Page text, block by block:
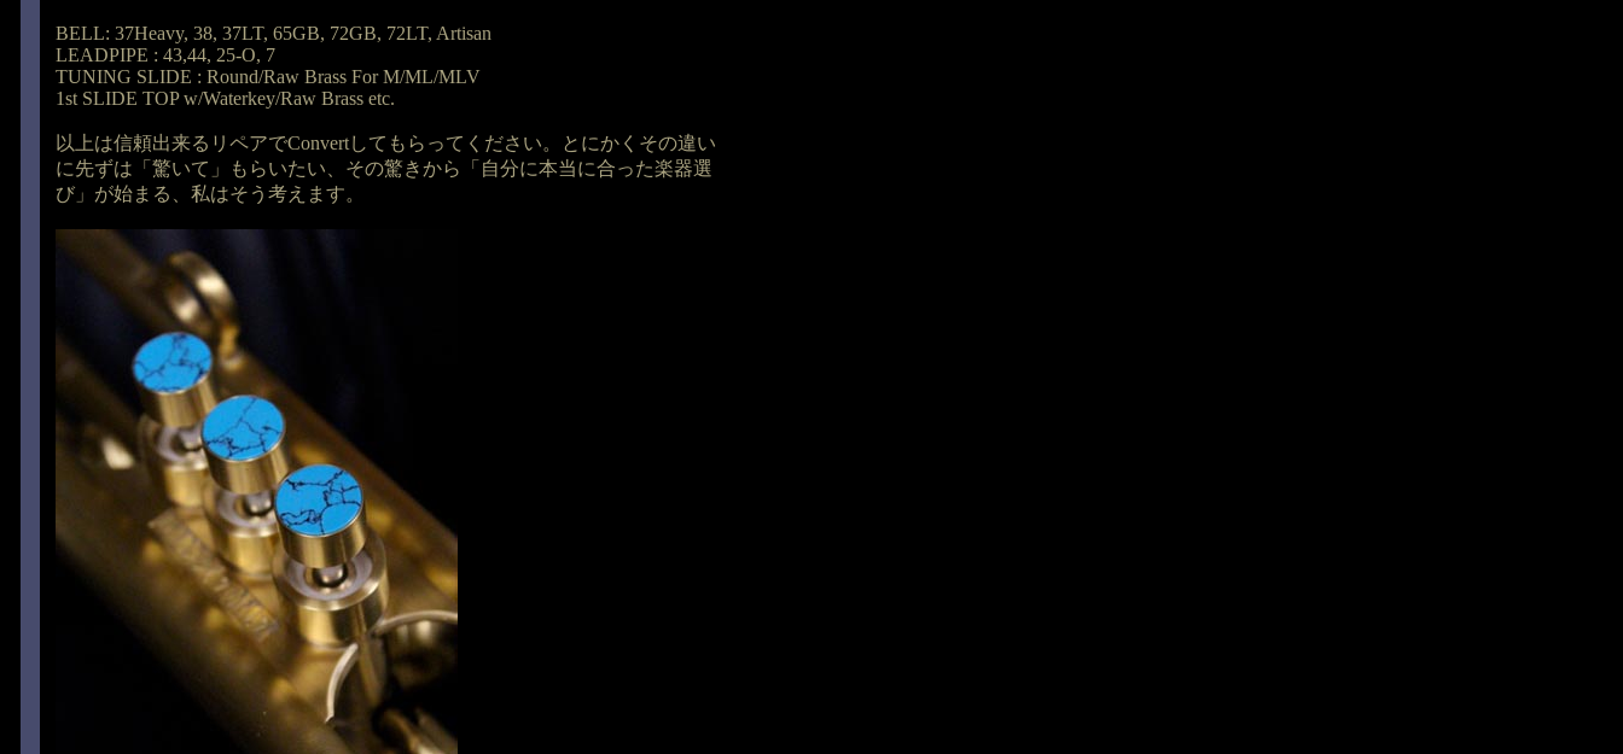
BELL: 37Heavy, 38, 37LT, 65GB, 72GB, 72LT, Artisan
LEADPIPE : 43,44, 25-O, 7
TUNING SLIDE : Round/Raw Brass For M/ML/MLV
1st SLIDE TOP w/Waterkey/Raw Brass etc.
以上は信頼出来るリペアでConvertしてもらってください。とにかくその違い
に先ずは「驚いて」もらいたい、その驚きから「自分に本当に合った楽器選
び」が始まる、私はそう考えます。